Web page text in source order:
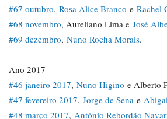
#67 outubro, Rosa Alice Branco e Rachel
#68 novembro, Aureliano Lima e José
#69 dezembro, Nuno Rocha Morais.
Ano 2017
#46 janeiro 2017, Nuno Higino e Alberto
#47 fevereiro 2017, Jorge de Sena e
#48 março 2017, António Rebordão